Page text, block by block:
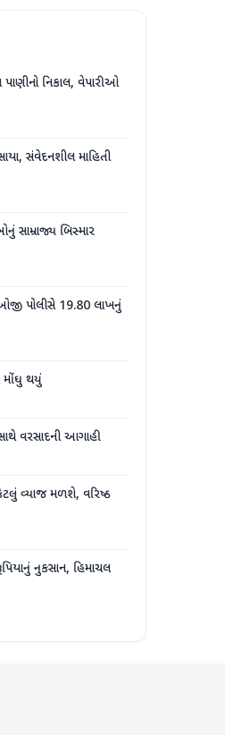
પાણીનો નિકાલ, વેપારીઓ
સંવેદનશીલ માહિતી
સામ્રાજ્ય બિસ્માર
પોલીસે 19.80 લાખનું
મોંઘુ થયું
વરસાદની આગાહી
વ્યાજ મળશે, વરિષ્ઠ
નુકસાન, હિમાચલ